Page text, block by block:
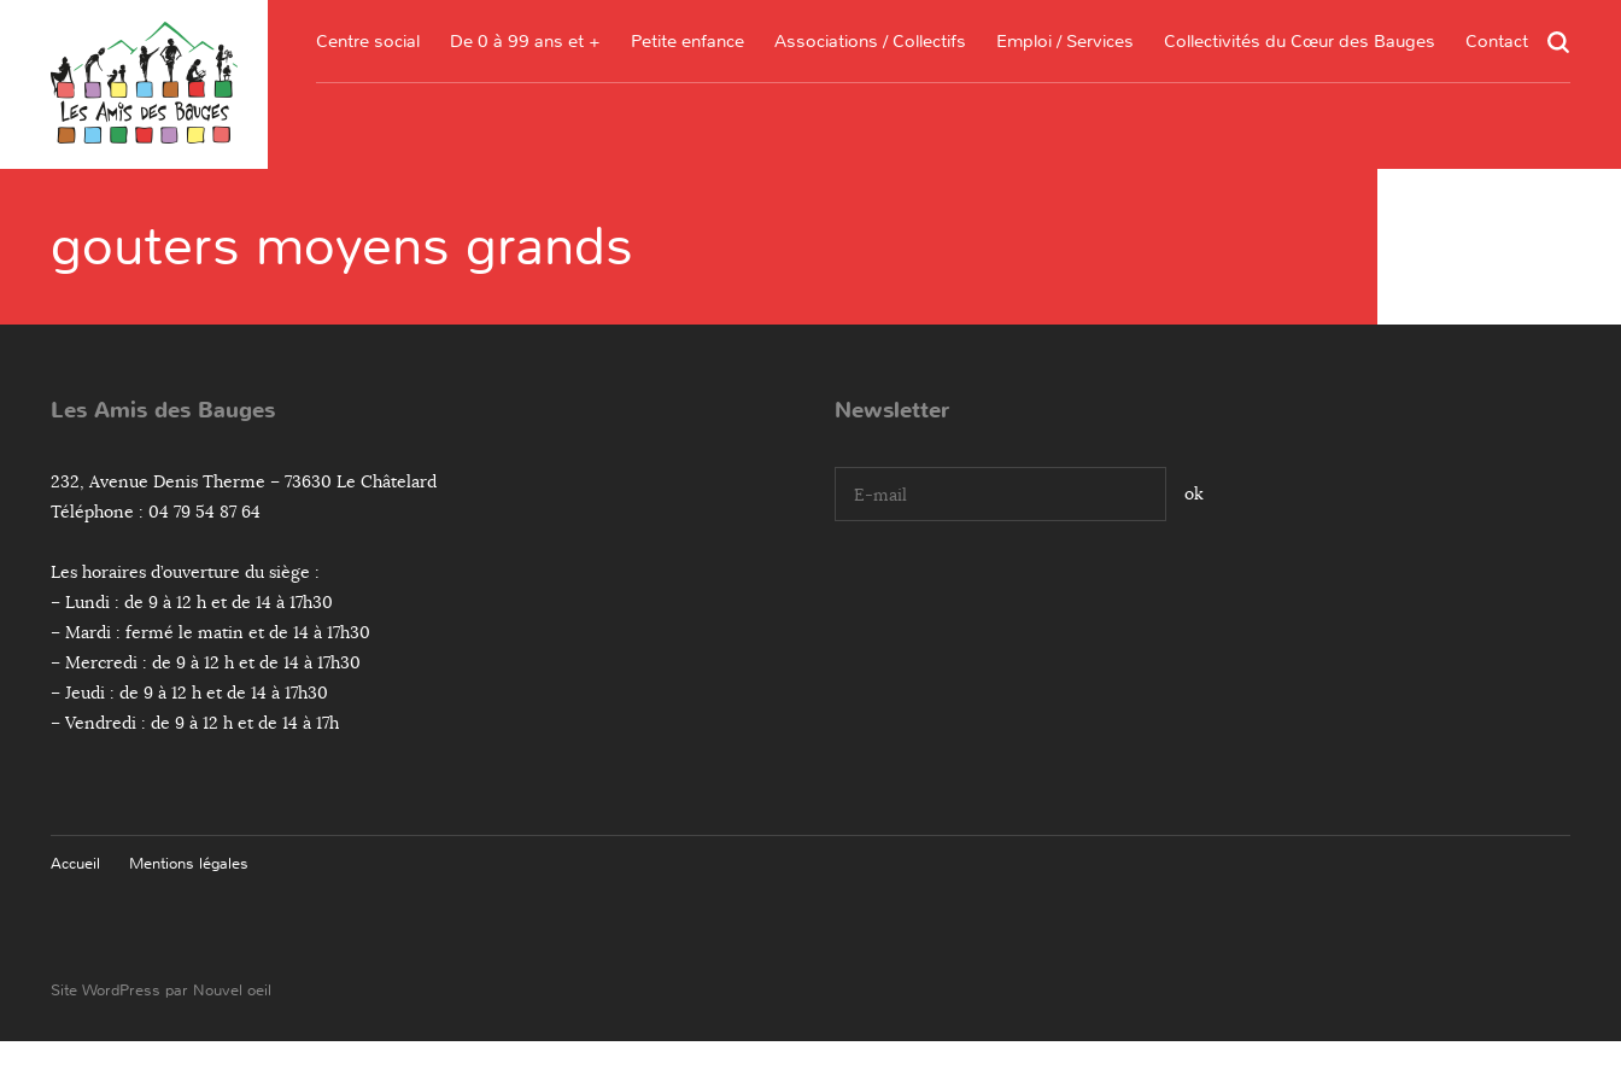
Centre social De 0 à 99 ans et + Petite enfance Associations / Collectifs Emploi / Services Collectivités du Cœur des Bauges Contact
gouters moyens grands
Les Amis des Bauges
232, Avenue Denis Therme – 73630 Le Châtelard
Téléphone : 04 79 54 87 64
Les horaires d’ouverture du siège :
– Lundi : de 9 à 12 h et de 14 à 17h30
– Mardi : fermé le matin et de 14 à 17h30
– Mercredi : de 9 à 12 h et de 14 à 17h30
– Jeudi : de 9 à 12 h et de 14 à 17h30
– Vendredi : de 9 à 12 h et de 14 à 17h
Newsletter
I agree terms and conditions.*
Accueil Mentions légales
Site WordPress par Nouvel oeil